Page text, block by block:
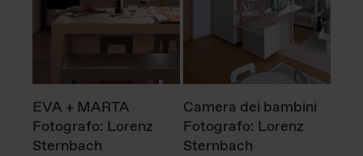
EVA + MARTA
Fotografo: Lorenz
Sternbach
Camera dei bambini
Fotografo: Lorenz
Sternbach